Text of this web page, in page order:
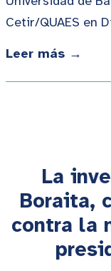
Cetir/QUAES en
Leer más →
La
Boraita,
contra la